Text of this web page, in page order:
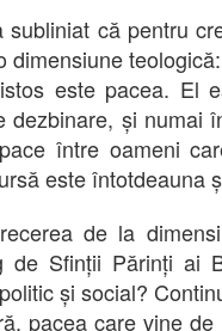
subliniat că pentru
dimensiune teologică:
este pacea. El
dezbinare, și numai
între oameni
este întotdeauna
de la
de Sfinții Părinți ai
și social?
pacea care vine